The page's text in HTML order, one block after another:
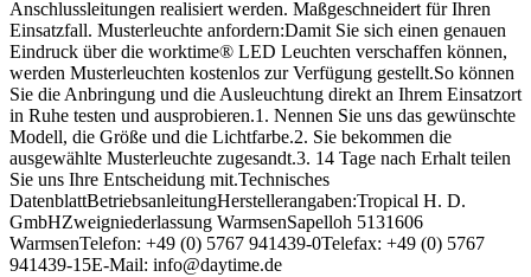
Anschlussleitungen realisiert werden. Maßgeschneidert für Ihren
Einsatzfall. Musterleuchte anfordern:Damit Sie sich einen genauen
Eindruck über die worktime® LED Leuchten verschaffen können,
werden Musterleuchten kostenlos zur Verfügung gestellt.So können
Sie die Anbringung und die Ausleuchtung direkt an Ihrem Einsatzort
in Ruhe testen und ausprobieren.1. Nennen Sie uns das gewünschte
Modell, die Größe und die Lichtfarbe.2. Sie bekommen die
ausgewählte Musterleuchte zugesandt.3. 14 Tage nach Erhalt teilen
Sie uns Ihre Entscheidung mit.Technisches
DatenblattBetriebsanleitungHerstellerangaben:Tropical H. D.
GmbHZweigniederlassung WarmsenSapelloh 5131606
WarmsenTelefon: +49 (0) 5767 941439-0Telefax: +49 (0) 5767
941439-15E-Mail: info@daytime.de